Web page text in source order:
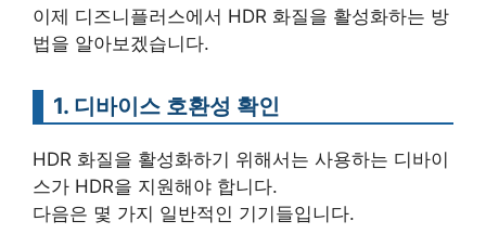
이제 디즈니플러스에서 HDR 화질을 활성화하는 방
법을 알아보겠습니다.
1. 디바이스 호환성 확인
HDR 화질을 활성화하기 위해서는 사용하는 디바이
스가 HDR을 지원해야 합니다.
다음은 몇 가지 일반적인 기기들입니다.